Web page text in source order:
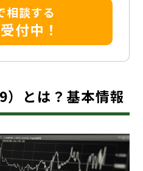
相談する
付中！
とは？基本情報